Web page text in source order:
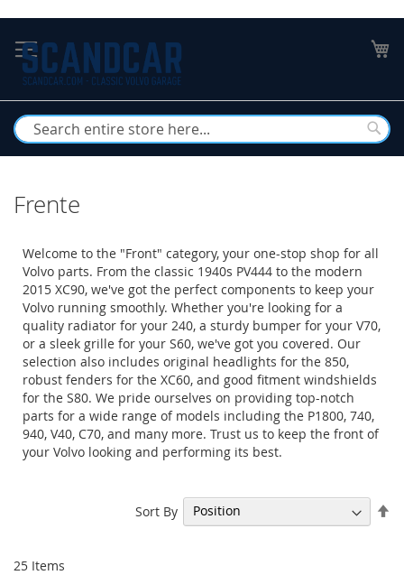
to
Content
Frente
Welcome to the "Front" category, your one-stop shop for all
Volvo parts. From the classic 1940s PV444 to the modern
2015 XC90, we've got the perfect components to keep your
Volvo running smoothly. Whether you're looking for a
quality radiator for your 240, a sturdy bumper for your V70,
or a sleek grille for your S60, we've got you covered. Our
selection also includes original headlights for the 850,
robust fenders for the XC60, and good fitment windshields
for the S80. We pride ourselves on providing top-notch
parts for a wide range of models including the P1800, 740,
940, V40, C70, and many more. Trust us to keep the front of
your Volvo looking and performing its best.
25 Items
Sort By